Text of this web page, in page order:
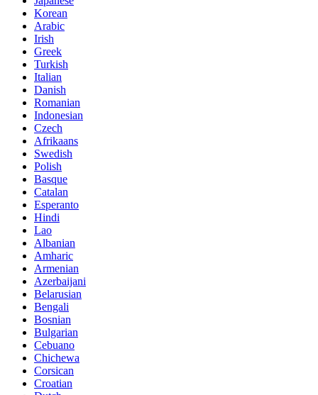
Korean
Arabic
Irish
Greek
Turkish
Italian
Danish
Romanian
Indonesian
Czech
Afrikaans
Swedish
Polish
Basque
Catalan
Esperanto
Hindi
Lao
Albanian
Amharic
Armenian
Azerbaijani
Belarusian
Bengali
Bosnian
Bulgarian
Cebuano
Chichewa
Corsican
Croatian